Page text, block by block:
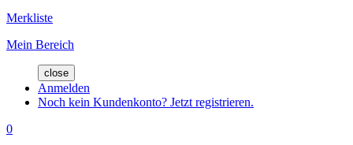
Merkliste
Mein Bereich
close
Anmelden
Noch kein Kundenkonto? Jetzt registrieren.
0